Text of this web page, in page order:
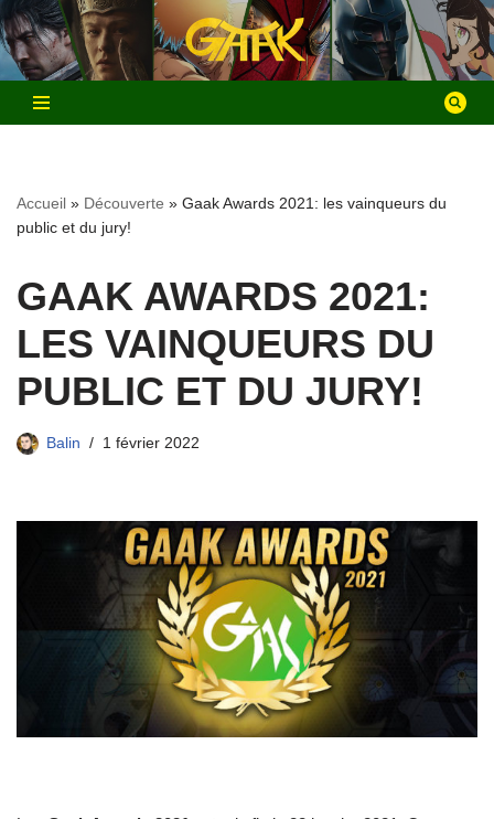
Aller
au
contenu
Accueil » Découverte » Gaak Awards 2021: les vainqueurs du
public et du jury!
GAAK AWARDS 2021:
LES VAINQUEURS DU
PUBLIC ET DU JURY!
Balin 1 février 2022